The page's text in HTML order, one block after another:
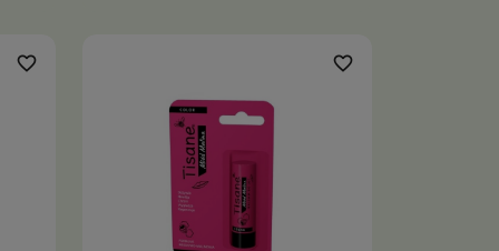
favorite_border favorite_border